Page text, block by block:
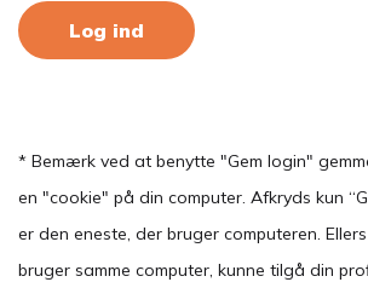
Log ind
* Bemærk ved at benytte "Gem login"
en "cookie" på din computer. Afkryds kun
er den eneste, der bruger computeren.
bruger samme computer, kunne tilgå din